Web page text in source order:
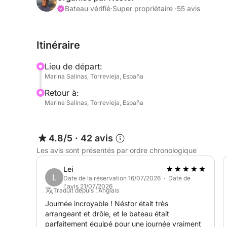
Nos 3 atouts majeurs :
3) Les nombreuses options de divertissement à
----------------------------------- Voilier rénové en
----------------------------------
À l'extérieur, le pont comprend :
- Une table à manger.
- Des glacières/de la glace (glace non fournie).
Bateau vérifié·Super propriétaire ·55 avis
Itinéraire
Lieu de départ:
Marina Salinas, Torrevieja, España
Retour à:
Marina Salinas, Torrevieja, España
4.8/5 · 42 avis
Les avis sont présentés par ordre chronologique
L
Lei
Date de la réservation 16/07/2026 · Date de
l'avis 21/07/2026
Traduit depuis : Anglais
Journée incroyable ! Néstor était très
arrangeant et drôle, et le bateau était
parfaitement équipé pour une journée vraiment